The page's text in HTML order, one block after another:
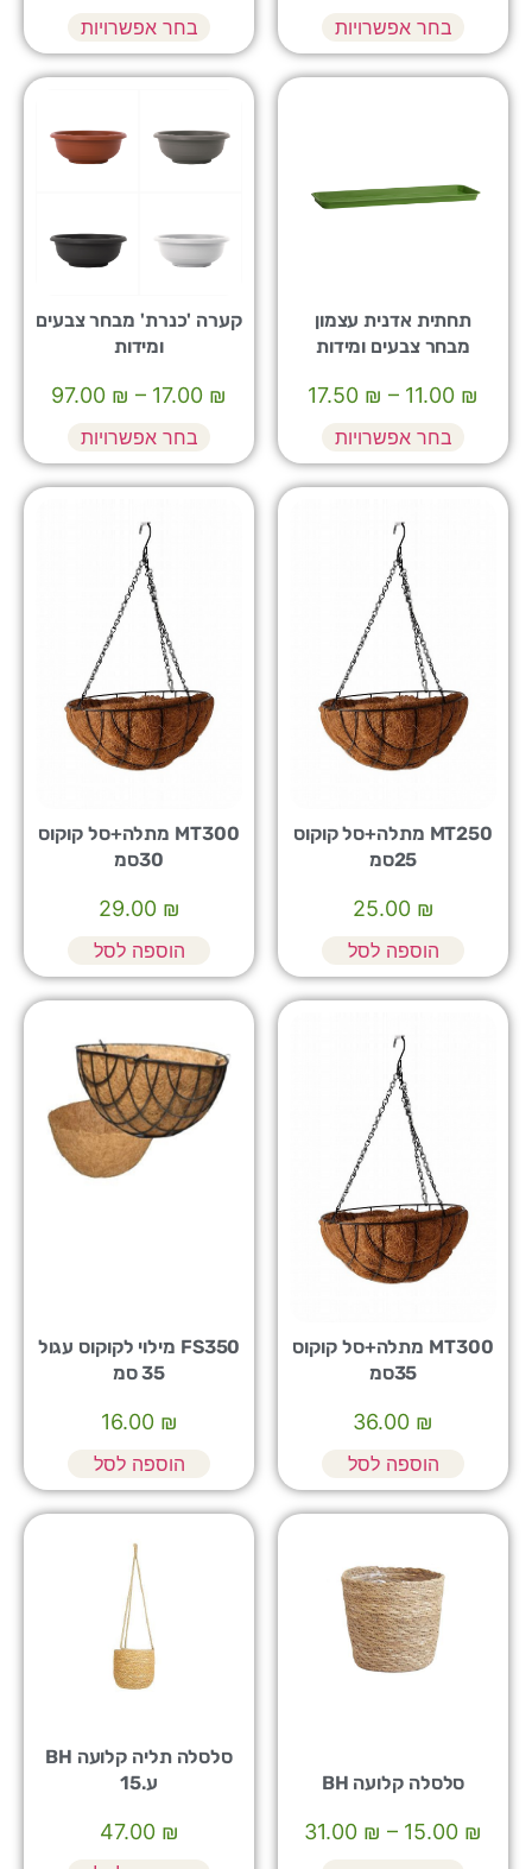
בחר אפשרויות בחר אפשרויות
תחתית אדנית עצמון
מבחר צבעים ומידות
₪
–
₪
בחר אפשרויות
קערה 'כנרת' מבחר צבעים
ומידות
₪
–
₪
בחר אפשרויות
MT250 מתלה+סל קוקוס
25סמ
₪
25.00
הוספה לסל
MT300 מתלה+סל קוקוס
30סמ
₪
29.00
הוספה לסל
MT300 מתלה+סל קוקוס
35סמ
₪
הוספה לסל
FS350 מילוי לקוקוס עגול
35 סמ
₪
16.00
הוספה לסל
סלסלה קלועה BH
₪
–
₪
סלסלה תליה קלועה BH
ע.15
₪
47.00